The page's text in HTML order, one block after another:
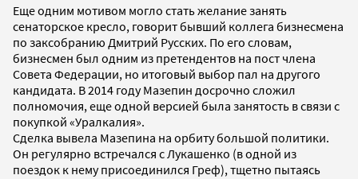
Еще одним мотивом могло стать желание занять
сенаторское кресло, говорит бывший коллега бизнесмена
по заксобранию Дмитрий Русских. По его словам,
бизнесмен был одним из претендентов на пост члена
Совета Федерации, но итоговый выбор пал на другого
кандидата. В 2014 году Мазепин досрочно сложил
полномочия, еще одной версией была занятость в связи с
покупкой «Уралкалия».
Сделка вывела Мазепина на орбиту большой политики.
Он регулярно встречался с Лукашенко (в одной из
поездок к нему присоединился Греф), тщетно пытаясь